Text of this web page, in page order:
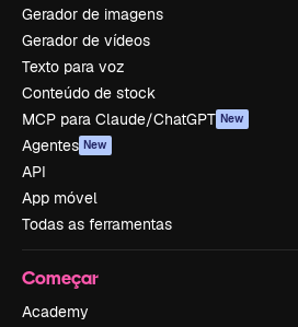
Gerador de imagens
Gerador de vídeos
Texto para voz
Conteúdo de stock
MCP para Claude/ChatGPT New
Agentes New
API
App móvel
Todas as ferramentas
Começar
Academy